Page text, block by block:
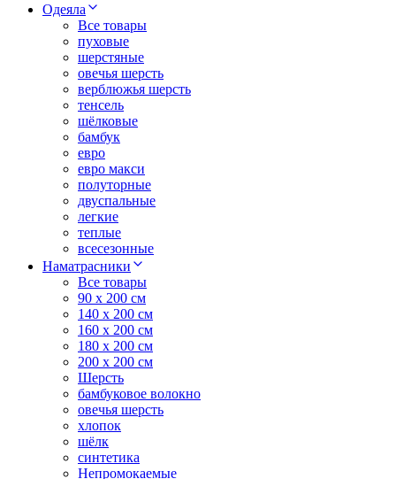
Одеяла
Все товары
пуховые
шерстяные
овечья шерсть
верблюжья шерсть
тенсель
шёлковые
бамбук
евро
евро макси
полуторные
двуспальные
легкие
теплые
всесезонные
Наматрасники
Все товары
90 x 200 см
140 x 200 см
160 x 200 см
180 x 200 см
200 x 200 см
Шерсть
бамбуковое волокно
овечья шерсть
хлопок
шёлк
синтетика
Непромокаемые